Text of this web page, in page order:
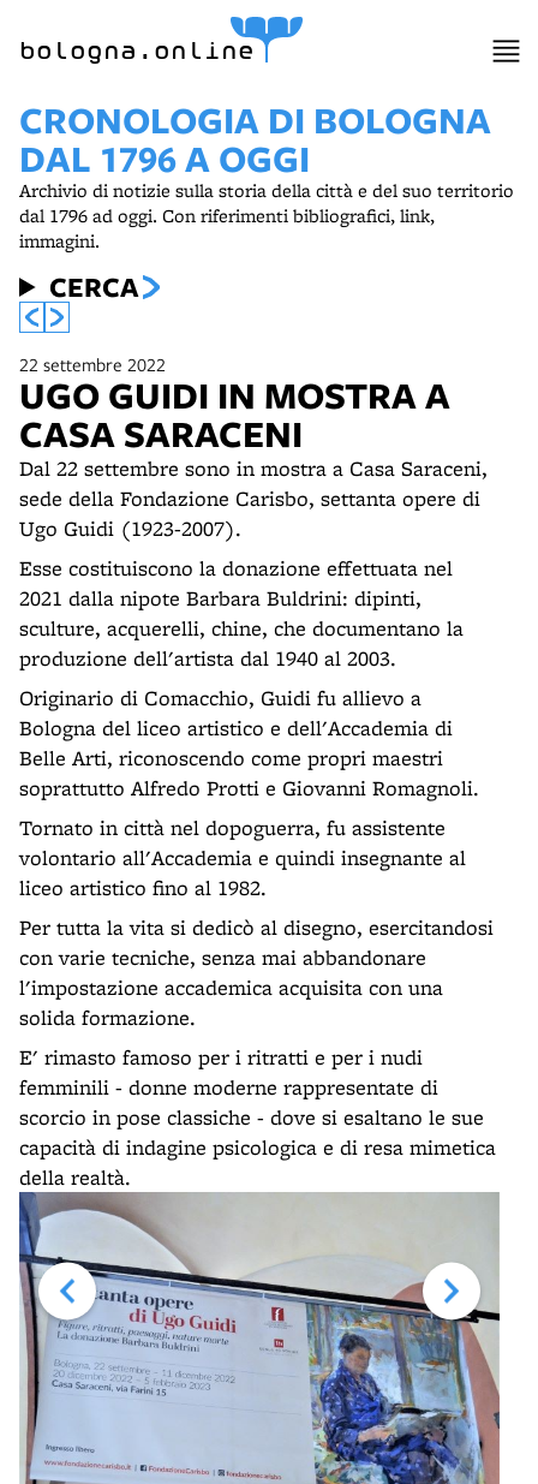
bologna.online
CRONOLOGIA DI BOLOGNA
DAL 1796 A OGGI
Archivio di notizie sulla storia della città e del suo territorio
dal 1796 ad oggi. Con riferimenti bibliografici, link,
immagini.
CERCA
22 settembre 2022
UGO GUIDI IN MOSTRA A
CASA SARACENI
Dal 22 settembre sono in mostra a Casa Saraceni,
sede della Fondazione Carisbo, settanta opere di
Ugo Guidi (1923-2007).
Esse costituiscono la donazione effettuata nel
2021 dalla nipote Barbara Buldrini: dipinti,
sculture, acquerelli, chine, che documentano la
produzione dell'artista dal 1940 al 2003.
Originario di Comacchio, Guidi fu allievo a
Bologna del liceo artistico e dell'Accademia di
Belle Arti, riconoscendo come propri maestri
soprattutto Alfredo Protti e Giovanni Romagnoli.
Tornato in città nel dopoguerra, fu assistente
volontario all'Accademia e quindi insegnante al
liceo artistico fino al 1982.
Per tutta la vita si dedicò al disegno, esercitandosi
con varie tecniche, senza mai abbandonare
l'impostazione accademica acquisita con una
solida formazione.
E' rimasto famoso per i ritratti e per i nudi
femminili - donne moderne rappresentate di
scorcio in pose classiche - dove si esaltano le sue
capacità di indagine psicologica e di resa mimetica
della realtà.